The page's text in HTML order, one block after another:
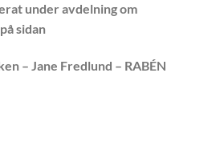
under avdelning om
sidan
– Jane Fredlund – RABÉN